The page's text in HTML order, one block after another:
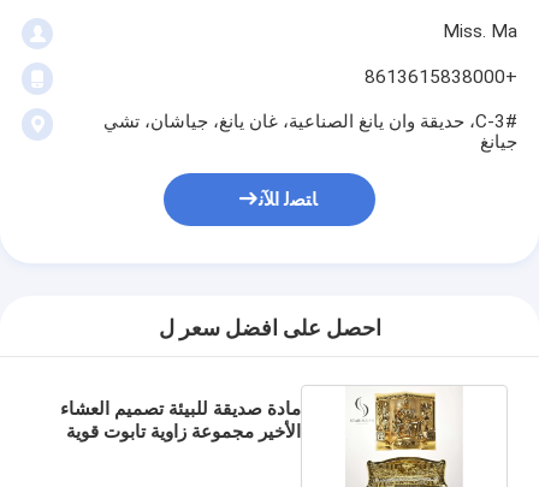
Miss. Ma
+8613615838000
3#-C، حديقة وان يانغ الصناعية، غان يانغ، جياشان، تشي
جيانغ
ﺎﺘﺼﻟ ﺍﻶﻧ
احصل على افضل سعر ل
مادة صديقة للبيئة تصميم العشاء
الأخير مجموعة زاوية تابوت قوية